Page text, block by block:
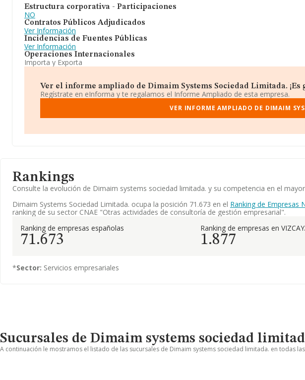
Estructura corporativa - Participaciones
NO
Contratos Públicos Adjudicados
Ver Información
Incidencias de Fuentes Públicas
Ver Información
Operaciones Internacionales
Importa y Exporta
Ver el informe ampliado de Dimaim Systems Sociedad Limitada. ¡Es
Regístrate en eInforma y te regalamos el Informe Ampliado de esta empresa.
VER INFORME AMPLIADO DE DIMAIM
Rankings
Consulte la evolución de Dimaim systems sociedad limitada. y su competencia en el
Dimaim Systems Sociedad Limitada. ocupa la posición 71.673 en el Ranking de Empresas
ranking de su sector CNAE "Otras actividades de consultoría de gestión empresarial".
Ranking de empresas españolas
71.673
Ranking de empresas en
1.877
*Sector: Servicios empresariales
Sucursales de Dimaim systems sociedad
A continuación le mostramos el listado de las sucursales de Dimaim systems sociedad limitada. en todas